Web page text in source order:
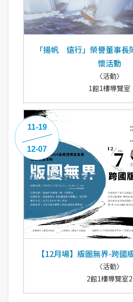
「揚帆 遠行」榮譽董事長
懷活動
〈活動〉
1館1樓導覽室
【12月場】版圖無界-跨國
〈活動〉
2館1樓導覽室2
11-19
12-07